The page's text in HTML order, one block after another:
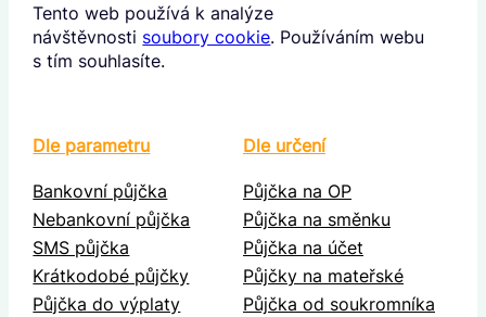
Tento web používá k analýze
návštěvnosti soubory cookie. Používáním webu
s tím souhlasíte.
Dle parametru
Bankovní půjčka
Nebankovní půjčka
SMS půjčka
Krátkodobé půjčky
Půjčka do výplaty
Dle určení
Půjčka na OP
Půjčka na směnku
Půjčka na účet
Půjčky na mateřské
Půjčka od soukromníka